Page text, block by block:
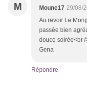
M Moune17 29/08/
Au revoir Le
passée bien
douce soirée<br
Gena
Répondre